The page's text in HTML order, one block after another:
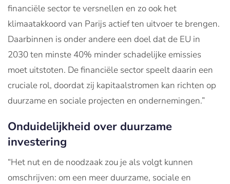
financiële sector te versnellen en zo ook het
klimaatakkoord van Parijs actief ten uitvoer te brengen.
Daarbinnen is onder andere een doel dat de EU in
2030 ten minste 40% minder schadelijke emissies
moet uitstoten. De financiële sector speelt daarin een
cruciale rol, doordat zij kapitaalstromen kan richten op
duurzame en sociale projecten en ondernemingen.”
Onduidelijkheid over duurzame
investering
“Het nut en de noodzaak zou je als volgt kunnen
omschrijven: om een meer duurzame, sociale en